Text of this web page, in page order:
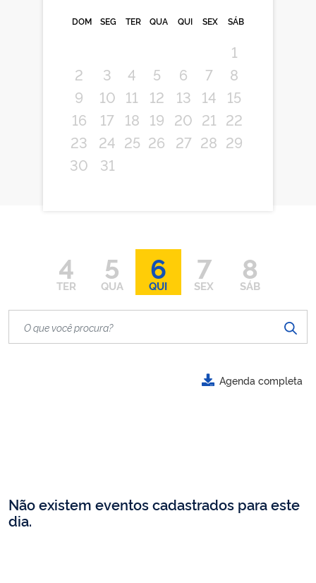
DOM SEG TER QUA QUI SEX SÁB
1
2
3 4 5 6 7
8
9
10 11 12 13 14
15
16
17 18 19 20 21
22
23
24 25 26 27 28 29
30
31
4
TER
5
QUA
6
QUI
7
SEX
8
SÁB
Agenda completa
Não existem eventos cadastrados para este
dia.